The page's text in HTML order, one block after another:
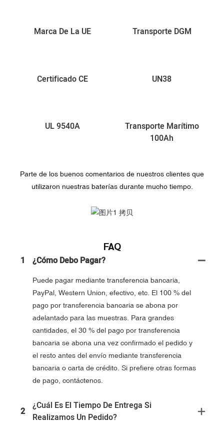
Marca De La UE Transporte DGM
Certificado CE UN38
UL 9540A
Transporte Marítimo
100Ah
Parte de los buenos comentarios de nuestros clientes que
utilizaron nuestras baterías durante mucho tiempo.
FAQ
1 ¿Cómo Debo Pagar?
Puede pagar mediante transferencia bancaria,
PayPal, Western Union, efectivo, etc. El 100 % del
pago por transferencia bancaria se abona por
adelantado para las muestras. Para grandes
cantidades, el 30 % del pago por transferencia
bancaria se abona una vez confirmado el pedido y
el resto antes del envío mediante transferencia
bancaria o carta de crédito. Si prefiere otras formas
de pago, contáctenos.
2
¿Cuál Es El Tiempo De Entrega Si
Realizamos Un Pedido?